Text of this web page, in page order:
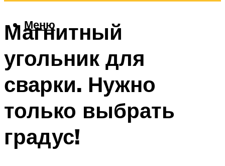
Меню
Магнитный
угольник для
сварки. Нужно
только выбрать
градус!